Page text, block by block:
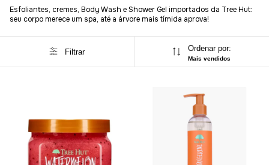
Esfoliantes, cremes, Body Wash e Shower Gel importados da Tree Hut:
seu corpo merece um spa, até a árvore mais tímida aprova!
Filtrar Ordenar por:
Mais vendidos